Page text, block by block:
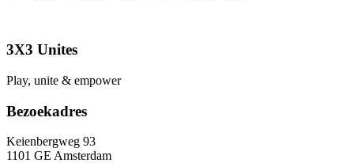
3X3 Unites
Play, unite & empower
Bezoekadres
Keienbergweg 93
1101 GE Amsterdam